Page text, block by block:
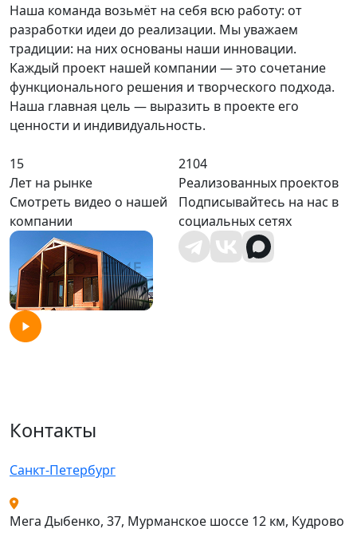
Наша команда возьмёт на себя всю работу: от
разработки идеи до реализации. Мы уважаем
традиции: на них основаны наши инновации.
Каждый проект нашей компании — это сочетание
функционального решения и творческого подхода.
Наша главная цель — выразить в проекте его
ценности и индивидуальность.
15
Лет на рынке
2104
Реализованных проектов
Смотреть видео о нашей
компании
Подписывайтесь на нас в
социальных сетях
Контакты
Санкт-Петербург
Мега Дыбенко, 37, Мурманское шоссе 12 км, Кудрово